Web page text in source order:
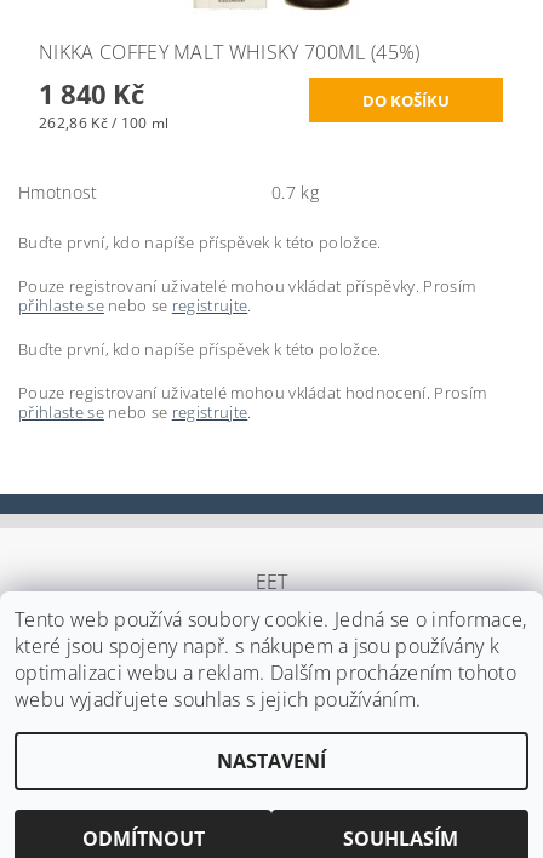
NIKKA COFFEY MALT WHISKY 700ML (45%)
1 840 Kč
262,86 Kč / 100 ml
Hmotnost 0.7 kg
Buďte první, kdo napíše příspěvek k této položce.
Pouze registrovaní uživatelé mohou vkládat příspěvky. Prosím
přihlaste senebo se registrujte.
Buďte první, kdo napíše příspěvek k této položce.
Pouze registrovaní uživatelé mohou vkládat hodnocení. Prosím
přihlaste senebo se registrujte.
EET
2026 ©Japa Foods s.r.o. , všechna práva vyhrazenaUpravit nastavení cookies
Vytvořil Shoptet
Tento web používá soubory cookie. Jedná se o informace,
které jsou spojeny např. s nákupem a jsou používány k
optimalizaci webu a reklam. Dalším procházením tohoto
webu vyjadřujete souhlas s jejich používáním.
NASTAVENÍ
ODMÍTNOUT SOUHLASÍM